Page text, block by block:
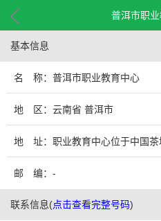
普洱市职
基本信息
名 称：普洱市职业教育中心
地 区：云南省 普洱市
地 址：职业教育中心位于中国茶
育片区
邮 编：-
联系信息(点击查看完整号码)